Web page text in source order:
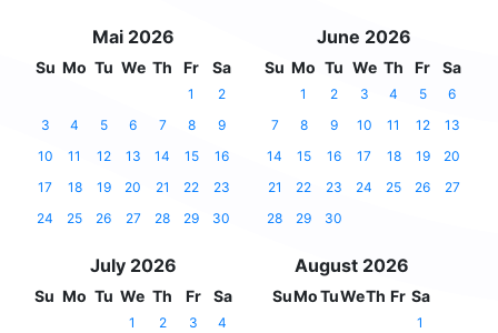
Mai 2026
Su Mo Tu We Th Fr Sa
1
2
3
4 5 6 7 8
9
10
11 12 13 14 15
16
17
18 19 20 21 22
23
24
25 26 27 28 29 30
June 2026
Su Mo Tu We Th Fr Sa
1 2 3 4 5
6
7
8 9 10 11 12
13
14
15 16 17 18 19
20
21
22 23 24 25 26
27
28
29 30
July 2026
Su Mo Tu We Th Fr Sa
1 2 3
4
August 2026
SuMoTuWeTh Fr Sa
1